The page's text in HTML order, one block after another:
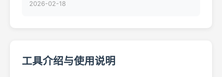
2026-02-18
工具介绍与使用说明